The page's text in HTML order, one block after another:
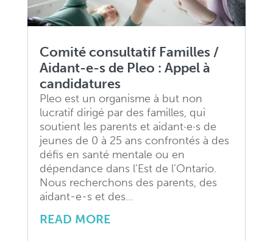
candidatures
Pleo est un organisme à but non
soutient les parents et aidant·e·s de
jeunes de 0 à 25 ans confrontés à des
défis en santé mentale ou en
dépendance dans l’Est de l’Ontario.
Nous recherchons des parents, des
aidant-e-s et des...
READ MORE